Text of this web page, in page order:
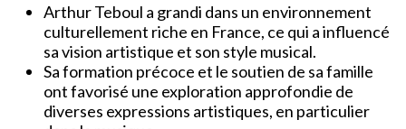
Arthur Teboul a grandi dans un environnement
culturellement riche en France, ce qui a influencé
sa vision artistique et son style musical.
Sa formation précoce et le soutien de sa famille
ont favorisé une exploration approfondie de
diverses expressions artistiques, en particulier